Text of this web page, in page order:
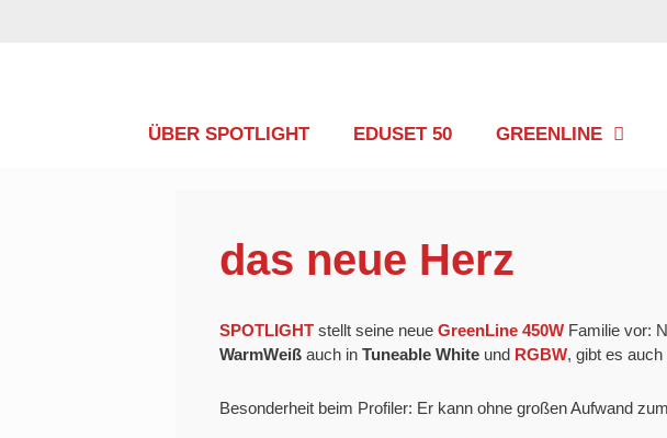
ÜBER SPOTLIGHT EDUSET 50 GREENLINE
das neue Herz
SPOTLIGHT stellt seine neue GreenLine 450W Familie vor:
WarmWeiß auch in Tuneable White und RGBW, gibt es auch
Besonderheit beim Profiler: Er kann ohne großen Aufwand